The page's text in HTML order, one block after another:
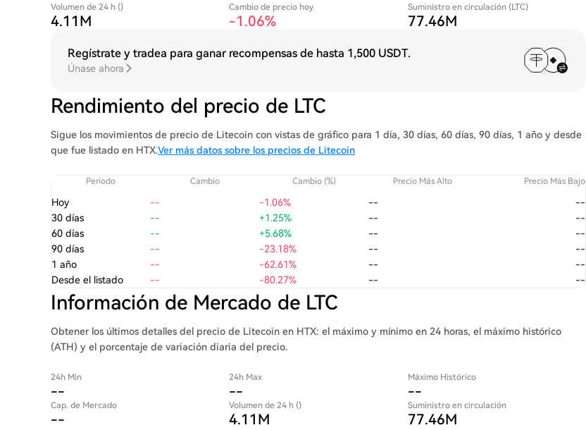
Volumen de 24 h ()
4.11M
Cambio de precio hoy
-1.06%
Suministro en circulación (LTC)
77.46M
Regístrate y tradea para ganar recompensas de hasta 1,500 USDT.
Únase ahora
Rendimiento del precio de LTC
Sigue los movimientos de precio de Litecoin con vistas de gráfico para 1 día, 30 días, 60 días, 90 días, 1 año y desde
que fue listado en HTX.Ver más datos sobre los precios de Litecoin
Periodo Cambio Cambio (%) Precio Más Alto Precio Más Bajo
Hoy -- -1.06% --
--
30 días
-- +1.25% --
--
60 días
-- +5.68% --
--
90 días
-- -23.18% --
--
1 año
-- -62.61% --
--
Desde el listado
-- -80.27% -- --
Información de Mercado de LTC
Obtener los últimos detalles del precio de Litecoin en HTX: el máximo y mínimo en 24 horas, el máximo histórico
(ATH) y el porcentaje de variación diaria del precio.
24h Min
--
24h Max
--
Máximo Histórico
--
Cap. de Mercado
--
Volumen de 24 h ()
4.11M
Suministro en circulación
77.46M